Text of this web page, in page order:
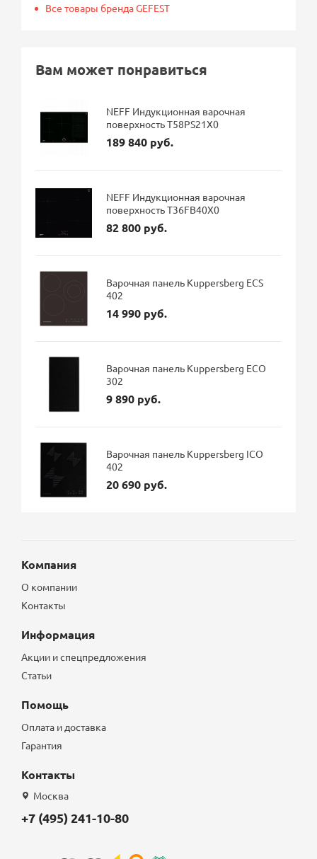
Все товары бренда GEFEST
Вам может понравиться
NEFF Индукционная варочная
поверхность T58PS21X0
189 840 руб.
NEFF Индукционная варочная
поверхность T36FB40X0
82 800 руб.
Варочная панель Kuppersberg ECS
402
14 990 руб.
Варочная панель Kuppersberg ECO
302
9 890 руб.
Варочная панель Kuppersberg ICO
402
20 690 руб.
Компания
О компании
Контакты
Информация
Акции и спецпредложения
Статьи
Помощь
Оплата и доставка
Гарантия
Контакты
Москва
+7 (495) 241-10-80